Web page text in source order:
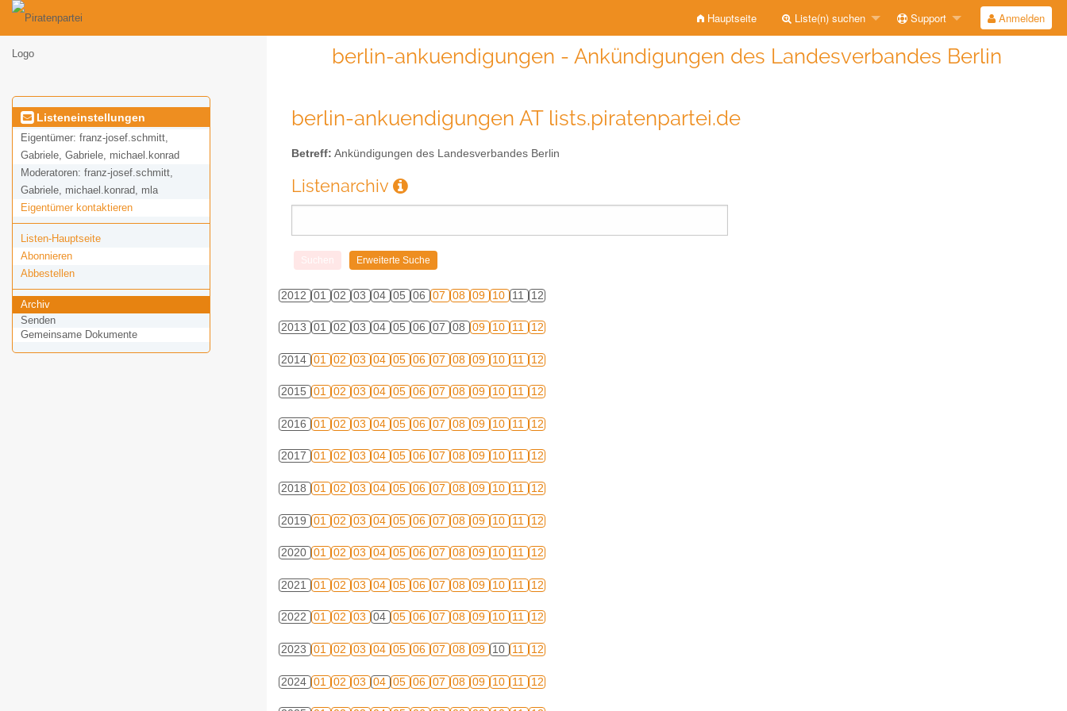
Hauptseite Liste(n) suchen Support Anmelden
berlin-ankuendigungen - Ankündigungen des Landesverbandes Berlin
Listeneinstellungen
Eigentümer: franz-josef.schmitt,
Gabriele, Gabriele, michael.konrad
Moderatoren: franz-josef.schmitt,
Gabriele, michael.konrad, mla
Eigentümer kontaktieren
Listen-Hauptseite
Abonnieren
Abbestellen
Archiv
Senden
Gemeinsame Dokumente
berlin-ankuendigungen AT lists.piratenpartei.de
Betreff: Ankündigungen des Landesverbandes Berlin
Listenarchiv
2012 01 02 03 04 05 06 07 08 09 10 11 12
2013 01 02 03 04 05 06 07 08 09 10 11 12
2014 01 02 03 04 05 06 07 08 09 10 11 12
2015 01 02 03 04 05 06 07 08 09 10 11 12
2016 01 02 03 04 05 06 07 08 09 10 11 12
2017 01 02 03 04 05 06 07 08 09 10 11 12
2018 01 02 03 04 05 06 07 08 09 10 11 12
2019 01 02 03 04 05 06 07 08 09 10 11 12
2020 01 02 03 04 05 06 07 08 09 10 11 12
2021 01 02 03 04 05 06 07 08 09 10 11 12
2022 01 02 03 04 05 06 07 08 09 10 11 12
2023 01 02 03 04 05 06 07 08 09 10 11 12
2024 01 02 03 04 05 06 07 08 09 10 11 12